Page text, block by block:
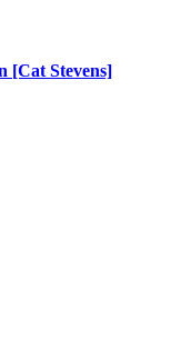
[Cat Stevens]